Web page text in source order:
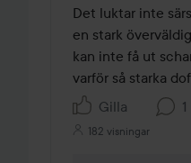
av
5
Det luktar inte
en stark
kan inte få ut
varför så starka
Gilla
182 visningar